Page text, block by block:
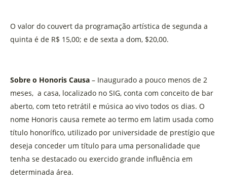
O valor do couvert da programação artística de segunda a
quinta é de R$ 15,00; e de sexta a dom, $20,00.
Sobre o Honoris Causa – Inaugurado a pouco menos de 2
meses, a casa, localizado no SIG, conta com conceito de bar
aberto, com teto retrátil e música ao vivo todos os dias. O
nome Honoris causa remete ao termo em latim usada como
título honorífico, utilizado por universidade de prestígio que
deseja conceder um título para uma personalidade que
tenha se destacado ou exercido grande influência em
determinada área.